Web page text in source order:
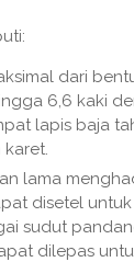
dari
6,6 kaki
lapis baja
lama
disetel
sudut
dilepas